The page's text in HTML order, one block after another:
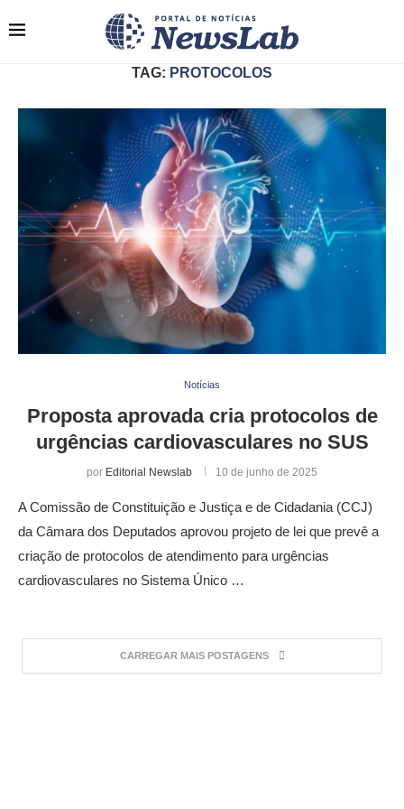
TAG: PROTOCOLOS
Notícias
Proposta aprovada cria protocolos de
urgências cardiovasculares no SUS
por Editorial Newslab 10 de junho de 2025
A Comissão de Constituição e Justiça e de Cidadania (CCJ)
da Câmara dos Deputados aprovou projeto de lei que prevê a
criação de protocolos de atendimento para urgências
cardiovasculares no Sistema Único …
CARREGAR MAIS POSTAGENS